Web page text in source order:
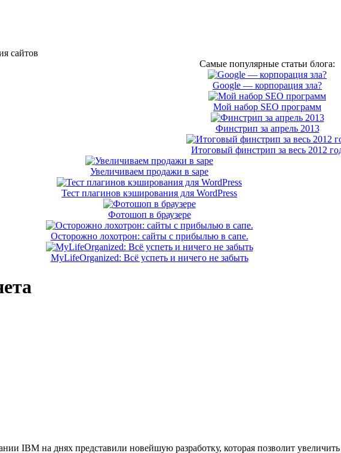
сайтов
Самые популярные статьи блога:
Google — корпорация зла?
Мой набор SEO программ
Финстрип за апрель 2013
Итоговый финстрип за весь 2012
Увеличиваем продажи в sape
Тест плагинов кэширования для WordPress
Фотошоп в браузере
Осторожно лохотрон: сайты с прибылью в сапе.
MyLifeOrganized: Всё успеть и ничего не забыть
IBM на днях представили новейшую разработку, которая позволит